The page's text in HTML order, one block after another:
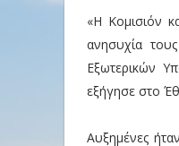
«Η Κομισιόν
ανησυχία
Εξωτερικών
εξήγησε στο
Αυξημένες